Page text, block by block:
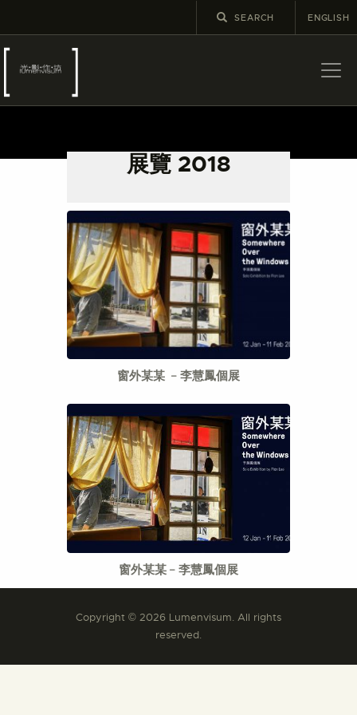
ENGLISH
展覽 2018
最新消息
學校課程
出版
更多攝影資訊
窗外某某 ﹣李慧鳳個展
窗外某某﹣李慧鳳個展
Copyright © 2026 Lumenvisum. All rights
reserved.